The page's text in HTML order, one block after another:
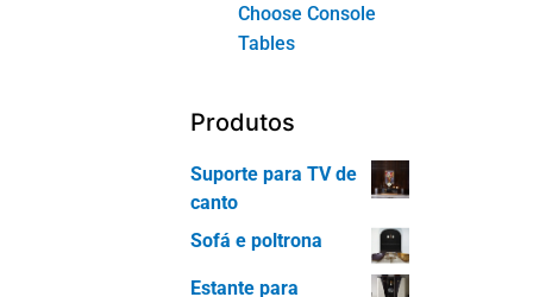
Categorias de
produto
dormitórios
Cama
Espelho para
cômoda
Penteadeira